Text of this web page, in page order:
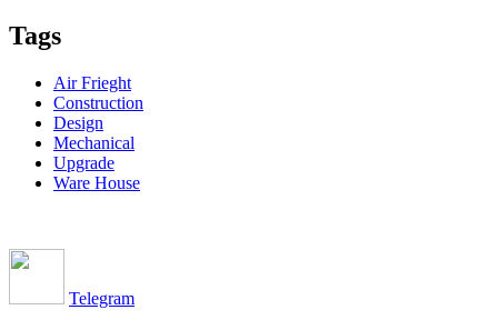
Tags
Air Frieght
Construction
Design
Mechanical
Upgrade
Ware House
Telegram